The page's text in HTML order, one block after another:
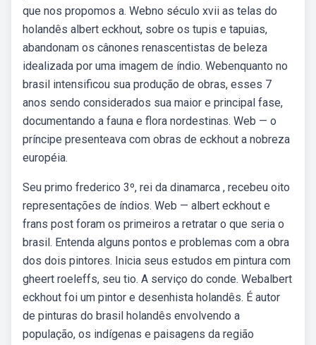
que nos propomos a. Webno século xvii as telas do
holandês albert eckhout, sobre os tupis e tapuias,
abandonam os cânones renascentistas de beleza
idealizada por uma imagem de índio. Webenquanto no
brasil intensificou sua produção de obras, esses 7
anos sendo considerados sua maior e principal fase,
documentando a fauna e flora nordestinas. Web — o
príncipe presenteava com obras de eckhout a nobreza
européia.
Seu primo frederico 3º, rei da dinamarca , recebeu oito
representações de índios. Web — albert eckhout e
frans post foram os primeiros a retratar o que seria o
brasil. Entenda alguns pontos e problemas com a obra
dos dois pintores. Inicia seus estudos em pintura com
gheert roeleffs, seu tio. A serviço do conde. Webalbert
eckhout foi um pintor e desenhista holandês. É autor
de pinturas do brasil holandês envolvendo a
população, os indígenas e paisagens da região